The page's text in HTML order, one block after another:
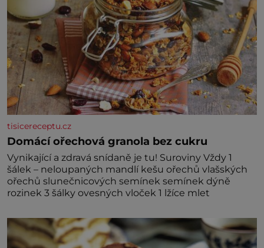
tisicereceptu.cz
Domácí ořechová granola bez cukru
Vynikající a zdravá snídaně je tu! Suroviny Vždy 1
šálek – neloupaných mandlí kešu ořechů vlašských
ořechů slunečnicových semínek semínek dýně
rozinek 3 šálky ovesných vloček 1 lžíce mlet